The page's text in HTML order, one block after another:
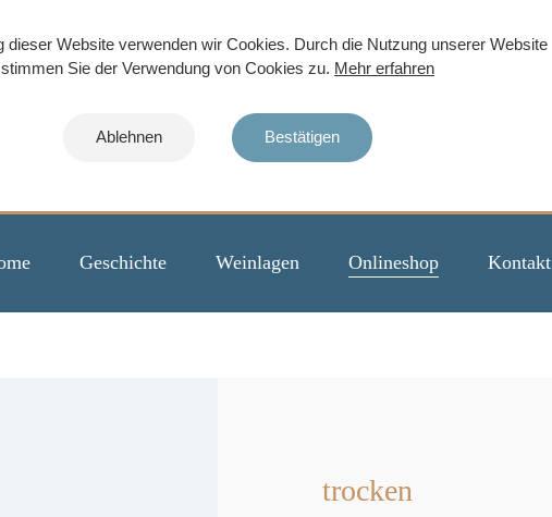
dieser Website verwenden wir Cookies. Durch die Nutzung unserer Website
stimmen Sie der Verwendung von Cookies zu. Mehr erfahren
Ablehnen Bestätigen
Geschichte Weinlagen Onlineshop Kontakt
trocken